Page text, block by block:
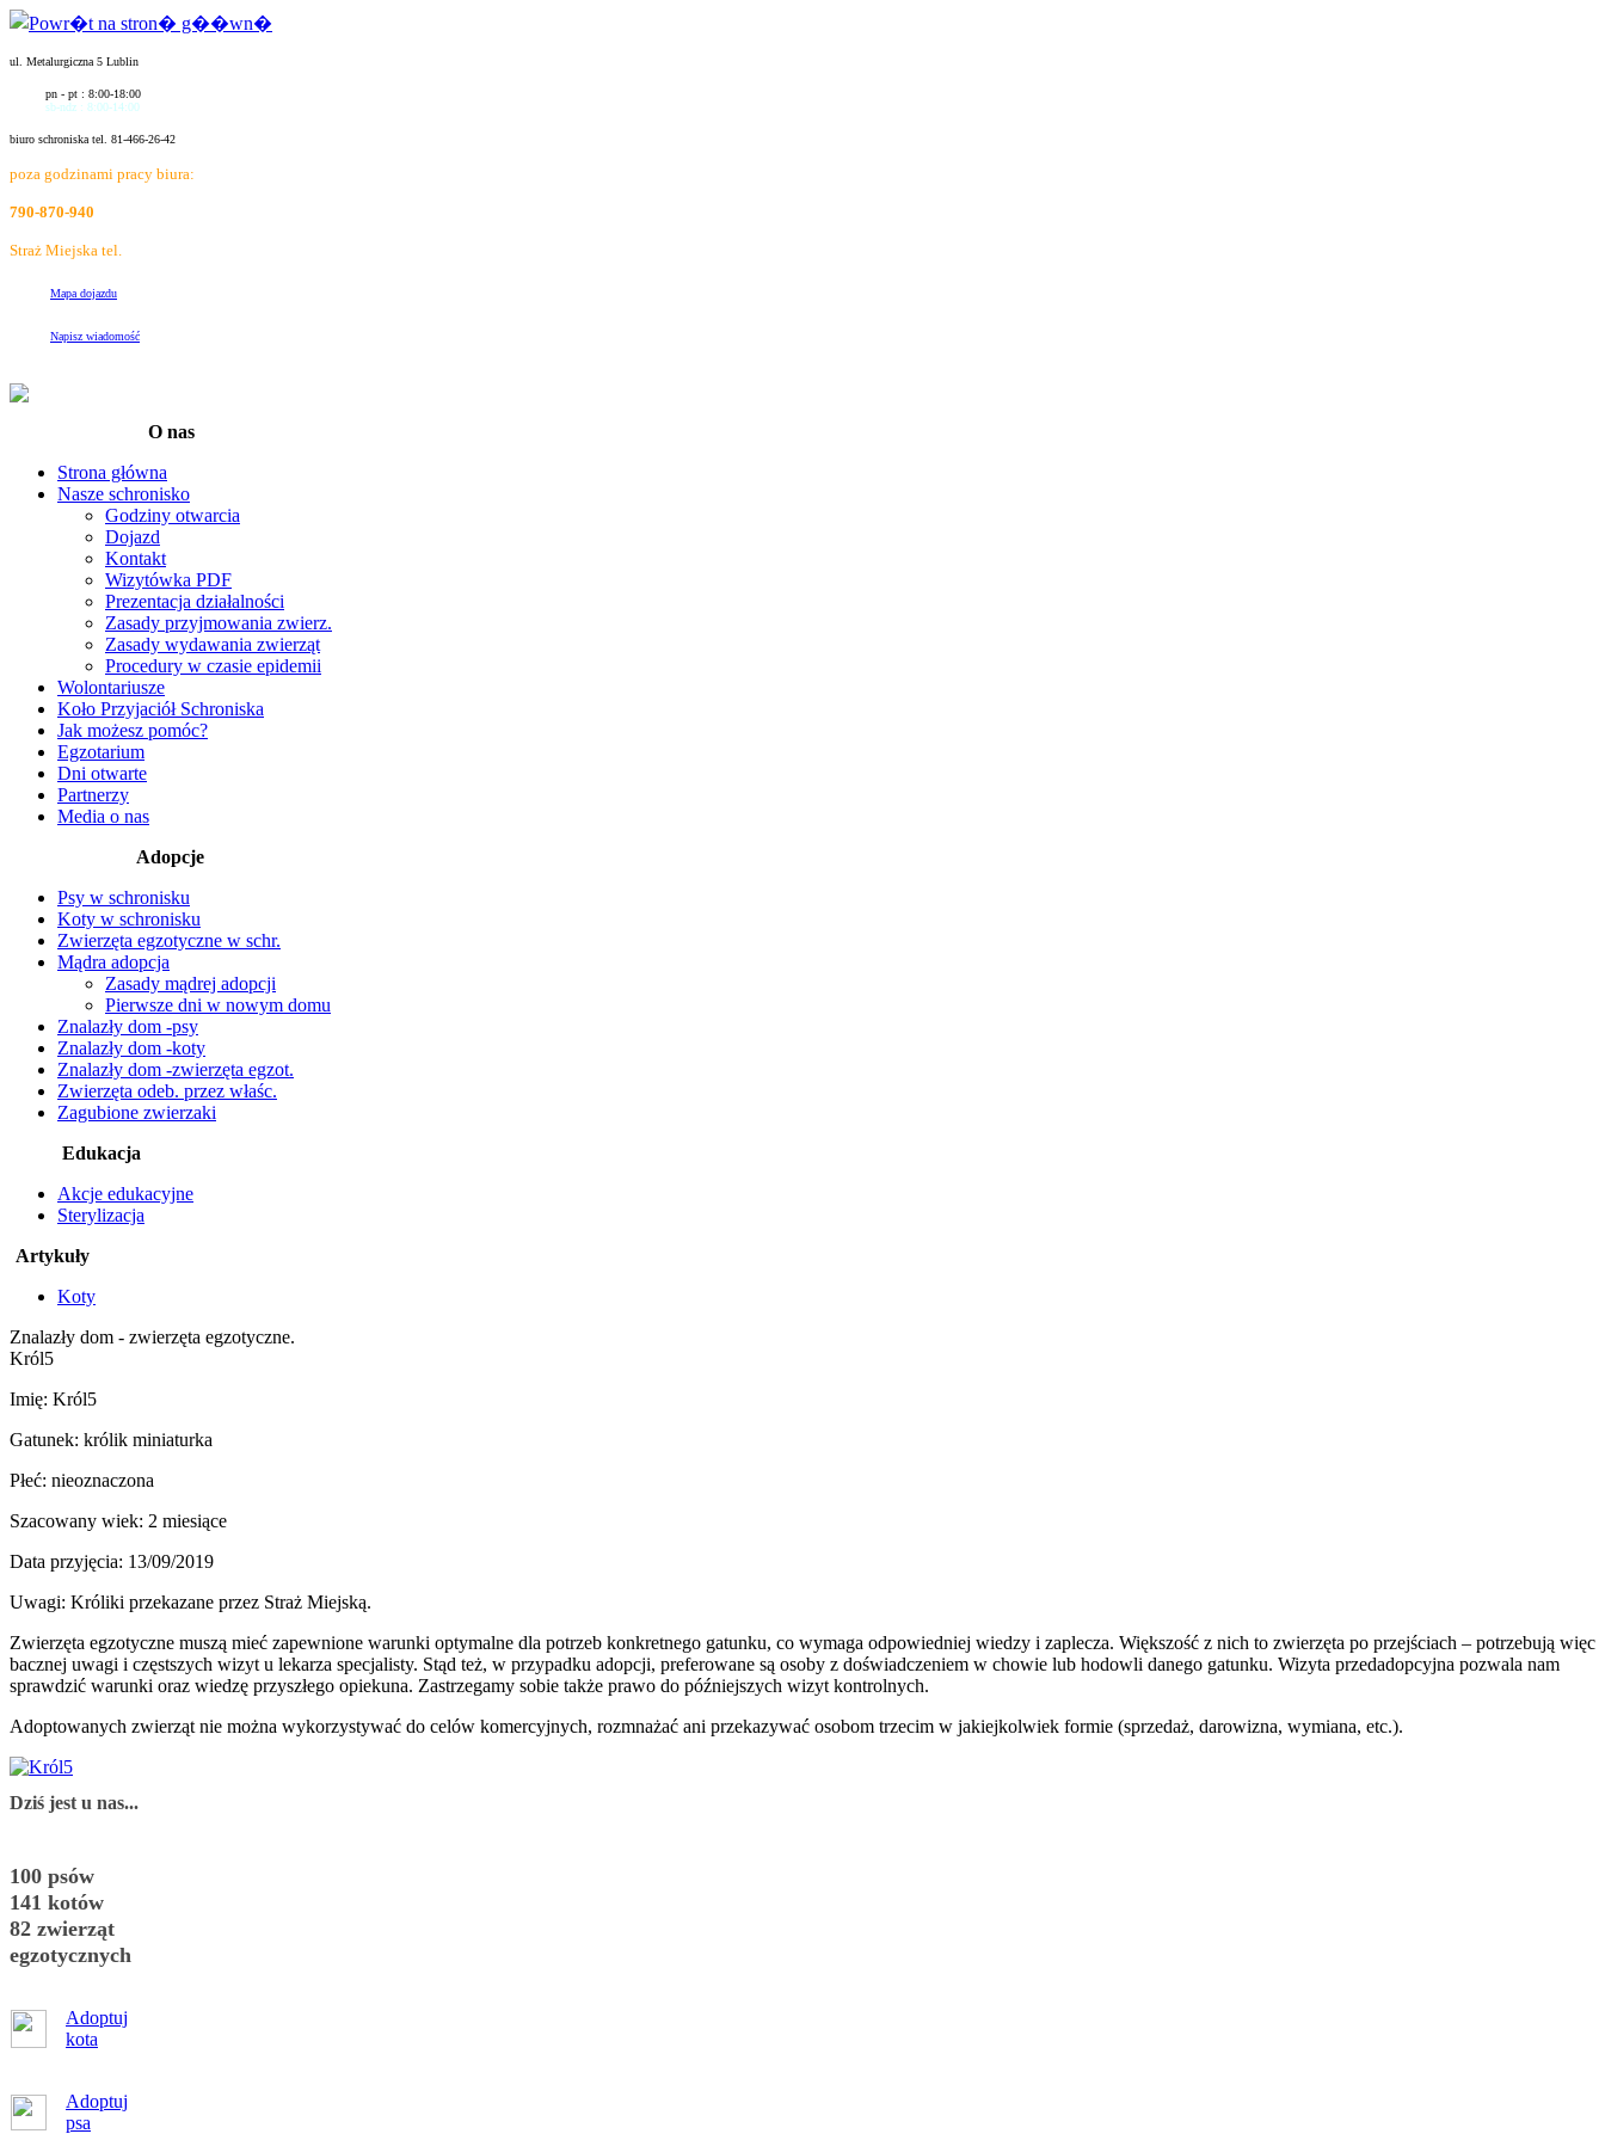
ul. Metalurgiczna 5 Lublin
pn - pt : 8:00-18:00
sb-ndz : 8:00-14:00
biuro schroniska tel. 81-466-26-42
poza godzinami pracy biura:
790-870-940
Straż Miejska tel.
Mapa dojazdu
Napisz wiadomość
O nas
Strona główna
Nasze schronisko
Godziny otwarcia
Dojazd
Kontakt
Wizytówka PDF
Prezentacja działalności
Zasady przyjmowania zwierz.
Zasady wydawania zwierząt
Procedury w czasie epidemii
Wolontariusze
Koło Przyjaciół Schroniska
Jak możesz pomóc?
Egzotarium
Dni otwarte
Partnerzy
Media o nas
Adopcje
Psy w schronisku
Koty w schronisku
Zwierzęta egzotyczne w schr.
Mądra adopcja
Zasady mądrej adopcji
Pierwsze dni w nowym domu
Znalazły dom -psy
Znalazły dom -koty
Znalazły dom -zwierzęta egzot.
Zwierzęta odeb. przez właśc.
Zagubione zwierzaki
Edukacja
Akcje edukacyjne
Sterylizacja
Artykuły
Koty
Znalazły dom - zwierzęta egzotyczne.
Król5
Imię: Król5
Gatunek: królik miniaturka
Płeć: nieoznaczona
Szacowany wiek: 2 miesiące
Data przyjęcia: 13/09/2019
Uwagi: Króliki przekazane przez Straż Miejską.
Zwierzęta egzotyczne muszą mieć zapewnione warunki optymalne dla potrzeb konkretnego gatunku, co wymaga odpowiedniej wiedzy i zaplecza. Większość z nich to zwierzęta po przejściach – potrzebują więc
bacznej uwagi i częstszych wizyt u lekarza specjalisty. Stąd też, w przypadku adopcji, preferowane są osoby z doświadczeniem w chowie lub hodowli danego gatunku. Wizyta przedadopcyjna pozwala nam
sprawdzić warunki oraz wiedzę przyszłego opiekuna. Zastrzegamy sobie także prawo do późniejszych wizyt kontrolnych.
Adoptowanych zwierząt nie można wykorzystywać do celów komercyjnych, rozmnażać ani przekazywać osobom trzecim w jakiejkolwiek formie (sprzedaż, darowizna, wymiana, etc.).
Dziś jest u nas...
100 psów
141 kotów
82 zwierząt
egzotycznych
Adoptuj
kota
Adoptuj
psa